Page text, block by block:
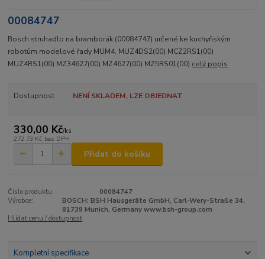
00084747
Bosch struhadlo na bramborák (00084747) určené ke kuchyňským
robotům modelové řady MUM4. MUZ4DS2(00) MCZ2RS1(00)
MUZ4RS1(00) MZ34627(00) MZ4627(00) MZ5RS01(00) celý popis
Dostupnost NENÍ SKLADEM, LZE OBJEDNAT
330,00 Kč/ks
272,73 Kč bez DPH
Přidat do košíku
Číslo produktu:
00084747
Výrobce:
BOSCH: BSH Hausgeräte GmbH, Carl-Wery-Straße 34,
81739 Munich, Germany www.bsh-group.com
Hlídat cenu / dostupnost
Kompletní specifikace